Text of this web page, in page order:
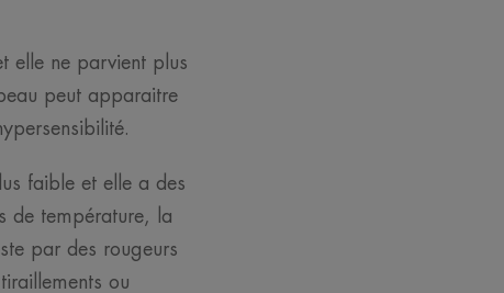
elle ne parvient plus
peut apparaitre
faible et elle a des
de température, la
par des rougeurs
ou